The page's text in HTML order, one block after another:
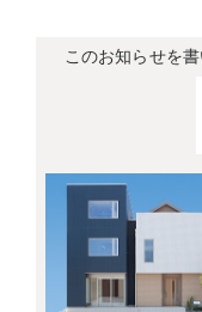
このお知らせを